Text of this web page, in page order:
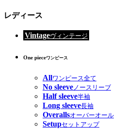
レディース
Vintageヴィンテージ
One pieceワンピース
Allワンピース全て
No sleeveノースリーブ
Half sleeve半袖
Long sleeve長袖
Overallsオーバーオール
Setupセットアップ